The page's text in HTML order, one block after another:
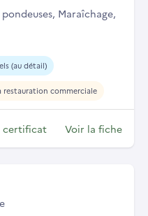
Maraîchage,
(au détail)
restauration commerciale
certificat Voir la fiche